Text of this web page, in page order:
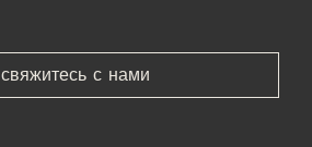
свяжитесь с нами